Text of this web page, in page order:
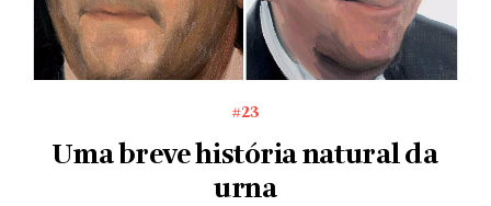
#23
Uma breve história natural da
urna